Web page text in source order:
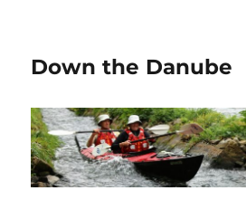
Down the Danube